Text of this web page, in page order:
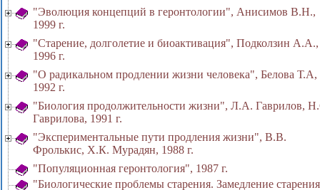
"Эволюция концепций в геронтологии", Анисимов В.Н.,
1999 г.
"Старение, долголетие и биоактивация", Подколзин А.А.,
1996 г.
"О радикальном продлении жизни человека", Белова Т.А,
1992 г.
"Биология продолжительности жизни", Л.А. Гаврилов,
Гаврилова, 1991 г.
"Экспериментальные пути продления жизни", В.В.
Фролькис, X.К. Мурадян, 1988 г.
"Популяционная геронтология", 1987 г.
"Биологические проблемы старения. Замедление старения